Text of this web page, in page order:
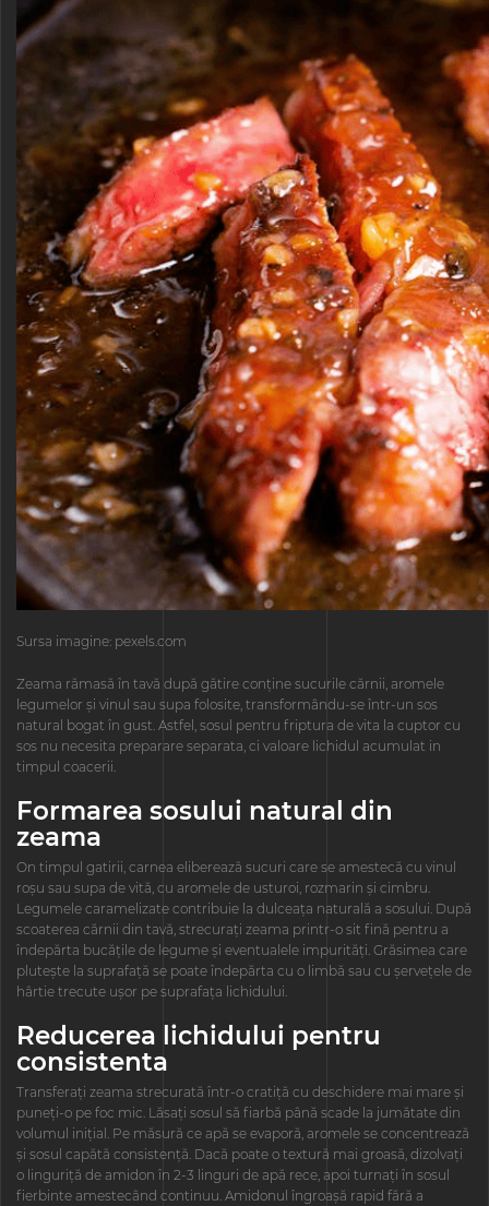
Sursa imagine: pexels.com
Zeama rămasă în tavă după gătire conține sucurile cărnii, aromele
legumelor și vinul sau supa folosite, transformându-se într-un sos
natural bogat în gust. Astfel, sosul pentru friptura de vita la cuptor cu
sos nu necesita preparare separata, ci valoare lichidul acumulat in
timpul coacerii.
Formarea sosului natural din
zeama
On timpul gatirii, carnea eliberează sucuri care se amestecă cu vinul
roșu sau supa de vită, cu aromele de usturoi, rozmarin și cimbru.
Legumele caramelizate contribuie la dulceața naturală a sosului. După
scoaterea cărnii din tavă, strecurați zeama printr-o sit fină pentru a
îndepărta bucățile de legume și eventualele impurități. Grăsimea care
plutește la suprafață se poate îndepărta cu o limbă sau cu șervețele de
hârtie trecute ușor pe suprafața lichidului.
Reducerea lichidului pentru
consistenta
Transferați zeama strecurată într-o cratiță cu deschidere mai mare și
puneți-o pe foc mic. Lăsați sosul să fiarbă până scade la jumătate din
volumul inițial. Pe măsură ce apă se evaporă, aromele se concentrează
și sosul capătă consistență. Dacă poate o textură mai groasă, dizolvați
o linguriță de amidon în 2-3 linguri de apă rece, apoi turnați în sosul
fierbinte amestecând continuu. Amidonul îngroașă rapid fără a